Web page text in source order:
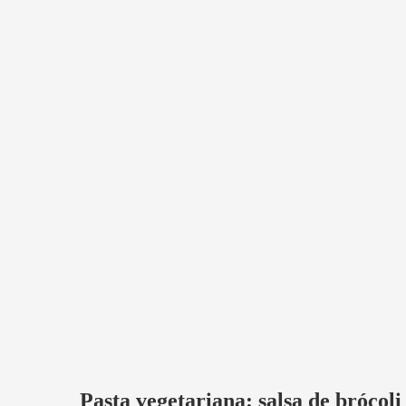
Pasta vegetariana: salsa de brócoli